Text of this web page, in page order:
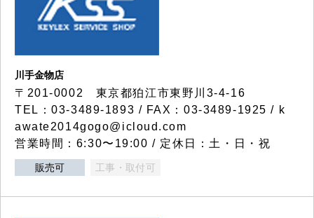
川手金物店
〒201-0002 東京都狛江市東野川3-4-16
TEL：03-3489-1893 / FAX：03-3489-1925 / k
awate2014gogo@icloud.com
営業時間：6:30〜19:00 / 定休日：土・日・祝
販売可 工事・取付可